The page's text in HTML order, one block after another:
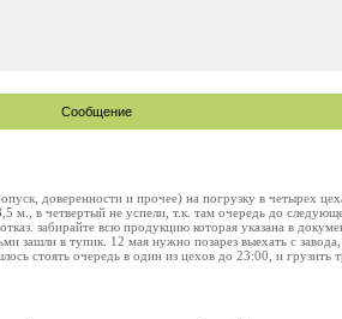
Сообщение
доверенности и прочее) на погрузку в четырех
м., в четвертый не успели, т.к. там очередь до
забирайте всю продукцию которая указана в
зашли в тупик. 12 мая нужно позарез выехать с
стоять очередь в один из цехов до 23:00, и грузить